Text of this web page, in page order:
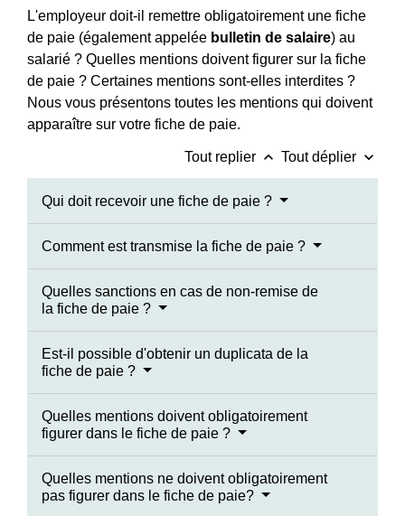
L'employeur doit-il remettre obligatoirement une fiche
de paie (également appelée bulletin de salaire) au
salarié ? Quelles mentions doivent figurer sur la fiche
de paie ? Certaines mentions sont-elles interdites ?
Nous vous présentons toutes les mentions qui doivent
apparaître sur votre fiche de paie.
Tout replier keyboard_arrow_up Tout déplier keyboard_arrow_down
Qui doit recevoir une fiche de paie ?
Comment est transmise la fiche de paie ?
Quelles sanctions en cas de non-remise de
la fiche de paie ?
Est-il possible d'obtenir un duplicata de la
fiche de paie ?
Quelles mentions doivent obligatoirement
figurer dans le fiche de paie ?
Quelles mentions ne doivent obligatoirement
pas figurer dans le fiche de paie?